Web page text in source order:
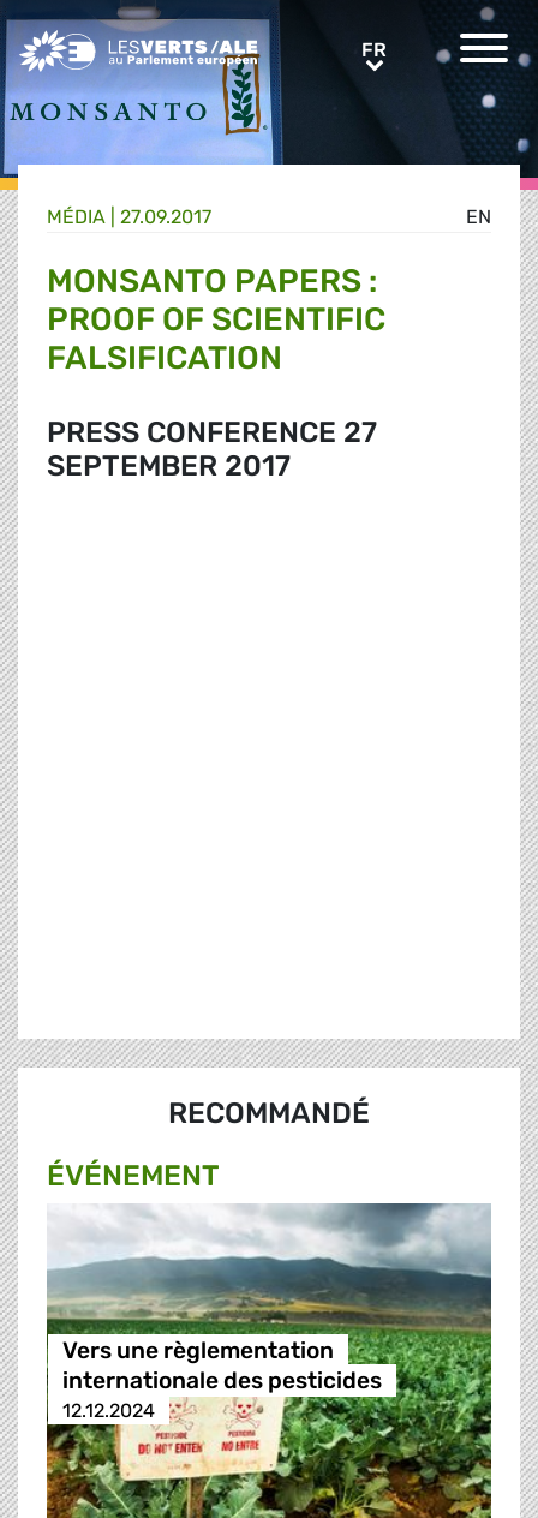
Greens/EFA Home FR
EN
MÉDIA 27.09.2017
MONSANTO PAPERS :
PROOF OF SCIENTIFIC
FALSIFICATION
PRESS CONFERENCE 27
SEPTEMBER 2017
RECOMMANDÉ
ÉVÉNEMENT
Vers une règlementation
internationale des pesticides
12.12.2024